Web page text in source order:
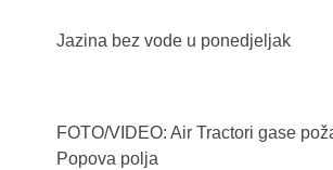
Jazina bez vode u ponedjeljak
FOTO/VIDEO: Air Tractori gase
Popova polja